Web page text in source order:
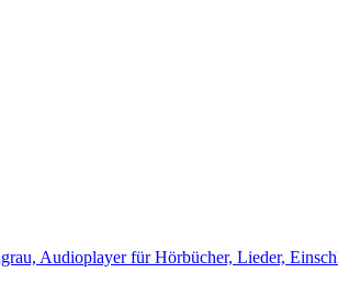
Audioplayer für Hörbücher, Lieder,